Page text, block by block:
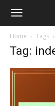
Home Tags
Tag: